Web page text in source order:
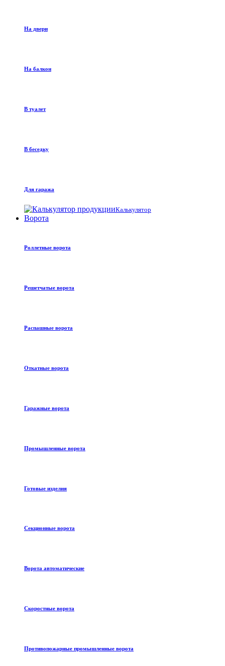
На двери
На балкон
В туалет
В беседку
Для гаража
Калькулятор
Ворота
Роллетные ворота
Решетчатые ворота
Распашные ворота
Откатные ворота
Гаражные ворота
Промышленные ворота
Готовые изделия
Секционные ворота
Ворота автоматические
Скоростные ворота
Противопожарные промышленные ворота